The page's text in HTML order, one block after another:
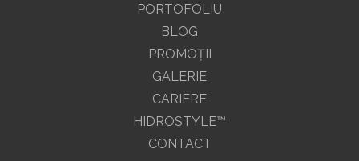
PORTOFOLIU
BLOG
PROMOŢII
GALERIE
CARIERE
HIDROSTYLE™
CONTACT